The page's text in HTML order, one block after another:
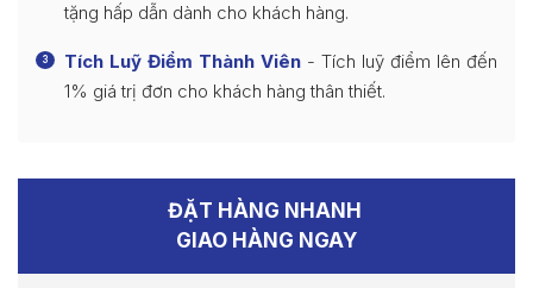
tặng hấp dẫn dành cho khách hàng.
3 Tích Luỹ Điểm Thành Viên - Tích luỹ điểm lên đến
1% giá trị đơn cho khách hàng thân thiết.
ĐẶT HÀNG NHANH
GIAO HÀNG NGAY